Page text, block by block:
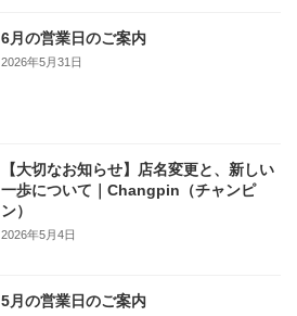
6月の営業日のご案内
2026年5月31日
【大切なお知らせ】店名変更と、新しい
一歩について｜Changpin（チャンピ
ン）
2026年5月4日
5月の営業日のご案内